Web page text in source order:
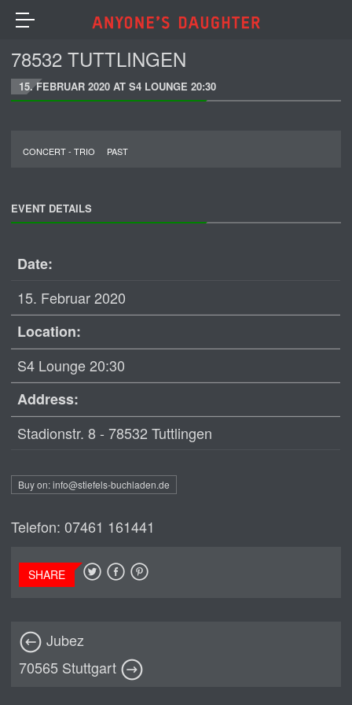
78532 TUTTLINGEN
15. FEBRUAR 2020 AT S4 LOUNGE 20:30
CONCERT - TRIO PAST
EVENT DETAILS
Date:
15. Februar 2020
Location:
S4 Lounge 20:30
Address:
Stadionstr. 8 - 78532 Tuttlingen
Buy on: info@stiefels-buchladen.de
Telefon: 07461 161441
SHARE
Jubez
70565 Stuttgart